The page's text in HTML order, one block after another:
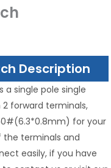
Description
a single pole single
forward terminals,
for your
the terminals and
easily, if you have